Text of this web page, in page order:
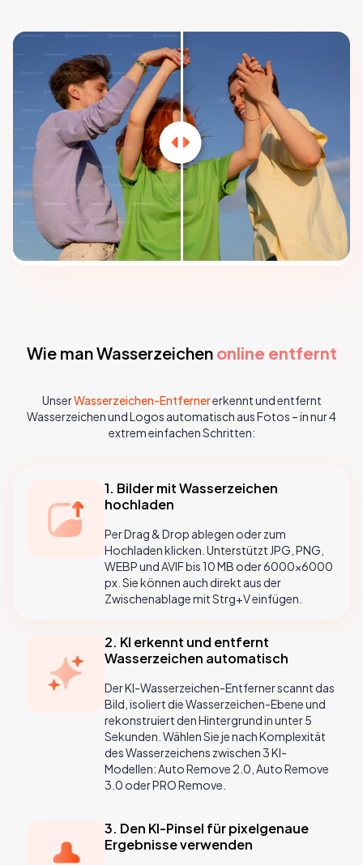
Wie man Wasserzeichen online entfernt
UnserWasserzeichen-Entfernererkennt und entfernt
Wasserzeichen und Logos automatisch aus Fotos – in nur 4
extrem einfachen Schritten:
1. Bilder mit Wasserzeichen
hochladen
Per Drag & Drop ablegen oder zum
Hochladen klicken. Unterstützt JPG, PNG,
WEBP und AVIF bis 10 MB oder 6000×6000
px. Sie können auch direkt aus der
Zwischenablage mit Strg+V einfügen.
2. KI erkennt und entfernt
Wasserzeichen automatisch
Der KI-Wasserzeichen-Entferner scannt das
Bild, isoliert die Wasserzeichen-Ebene und
rekonstruiert den Hintergrund in unter 5
Sekunden. Wählen Sie je nach Komplexität
des Wasserzeichens zwischen 3 KI-
Modellen: Auto Remove 2.0, Auto Remove
3.0 oder PRO Remove.
3. Den KI-Pinsel für pixelgenaue
Ergebnisse verwenden